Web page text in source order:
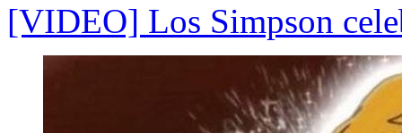
[VIDEO] Los Simpson